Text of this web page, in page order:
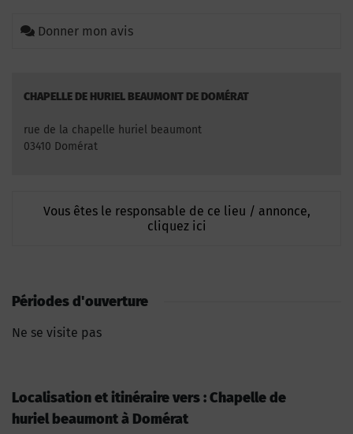
Donner mon avis
CHAPELLE DE HURIEL BEAUMONT DE DOMÉRAT
rue de la chapelle huriel beaumont
03410 Domérat
Vous êtes le responsable de ce lieu / annonce,
cliquez ici
Périodes d'ouverture
Ne se visite pas
Localisation et itinéraire vers : Chapelle de
huriel beaumont à Domérat